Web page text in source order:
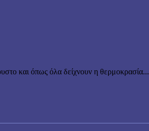
και όπως όλα δείχνουν η θερμοκρασία...